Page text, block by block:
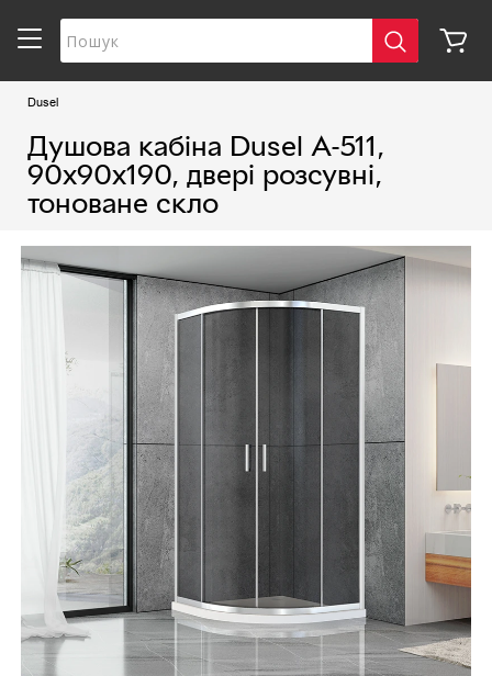
Dusel
Душова кабіна Dusel А-511,
90х90х190, двері розсувні,
тоноване скло